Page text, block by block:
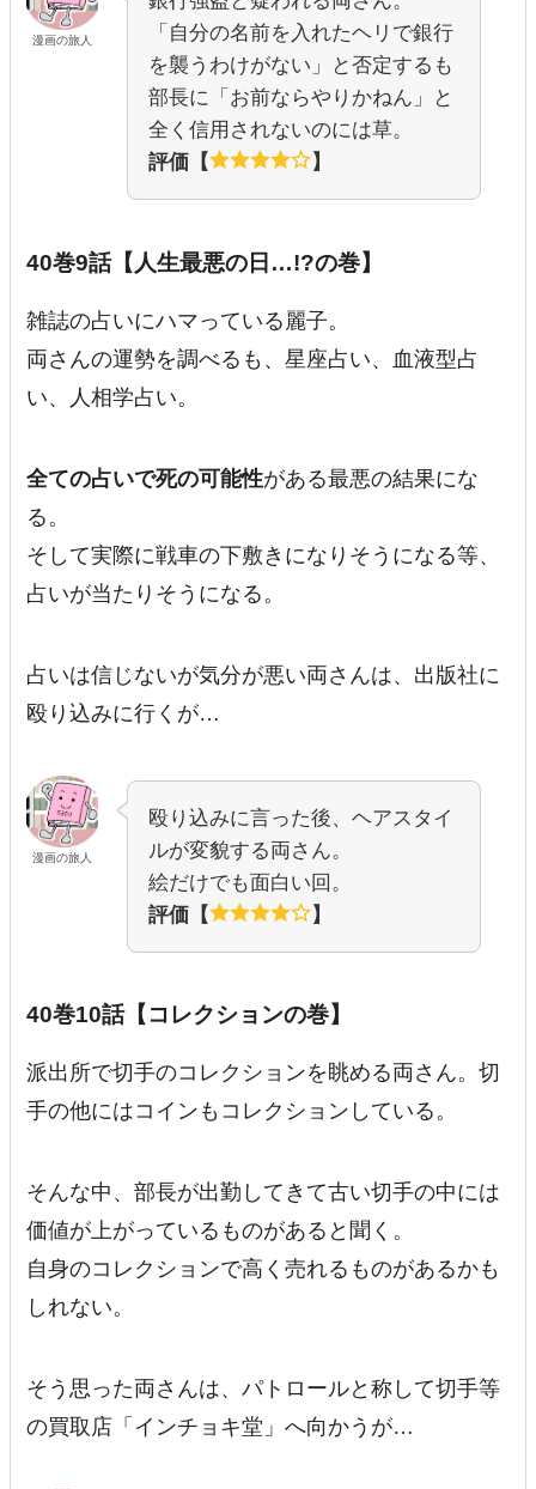
漫画の旅人
「自分の名前を入れたヘリで銀行
を襲うわけがない」と否定するも
部長に「お前ならやりかねん」と
全く信用されないのには草。
評価【
】
40巻9話【人生最悪の日…!?の巻】
雑誌の占いにハマっている麗子。
両さんの運勢を調べるも、星座占い、血液型占
い、人相学占い。
全ての占いで死の可能性がある最悪の結果にな
る。
そして実際に戦車の下敷きになりそうになる等、
占いが当たりそうになる。
占いは信じないが気分が悪い両さんは、出版社に
殴り込みに行くが…
漫画の旅人
殴り込みに言った後、ヘアスタイ
ルが変貌する両さん。
絵だけでも面白い回。
評価【
】
40巻10話【コレクションの巻】
派出所で切手のコレクションを眺める両さん。切
手の他にはコインもコレクションしている。
そんな中、部長が出勤してきて古い切手の中には
価値が上がっているものがあると聞く。
自身のコレクションで高く売れるものがあるかも
しれない。
そう思った両さんは、パトロールと称して切手等
の買取店「インチョキ堂」へ向かうが…